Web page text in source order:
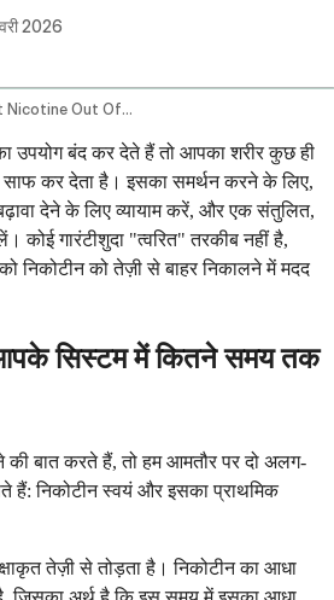
2026
How To Get Nicotine Out Of Your System Fast
उपयोग बंद कर देते हैं तो आपका शरीर कुछ ही
साफ कर देता है। इसका समर्थन करने के लिए,
देने के लिए व्यायाम करें, और एक संतुलित,
गारंटीशुदा "त्वरित" तरकीब नहीं है,
को तेज़ी से बाहर निकालने में मदद
आपके सिस्टम में कितने समय तक
की बात करते हैं, तो हम आमतौर पर दो अलग-
हैं: निकोटीन स्वयं और इसका प्राथमिक
तेज़ी से तोड़ता है। निकोटीन का आधा